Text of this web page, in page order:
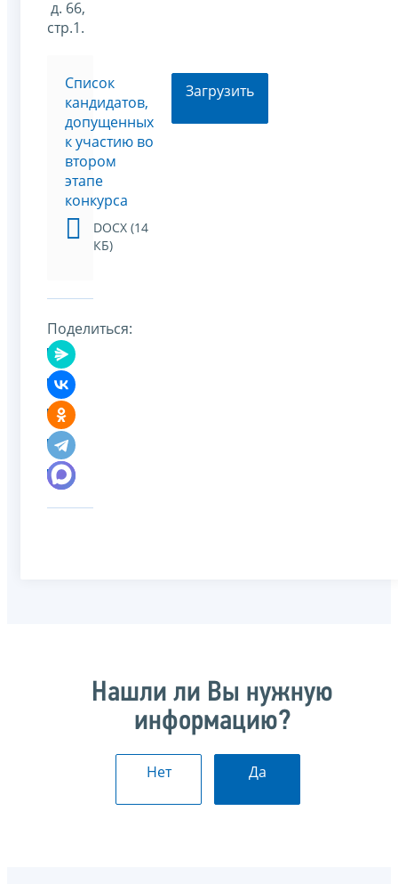
д. 66,
стр.1.
Список
кандидатов,
допущенных
к участию во
втором
этапе
конкурса
DOCX (14
КБ)
Загрузить
Поделиться:
Нашли ли Вы нужную
информацию?
Нет Да